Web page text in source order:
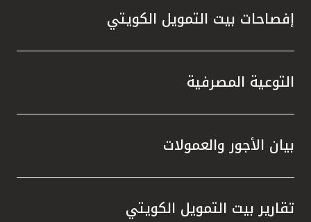
إفصاحات بيت التمويل الكويتي
التوعية المصرفية
بيان الأجور والعمولات
تقارير بيت التمويل الكويتي